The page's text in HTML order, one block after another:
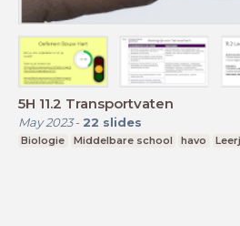
5H 11.2 Transportvaten
May 2023- 22 slides
Biologie Middelbare school havo